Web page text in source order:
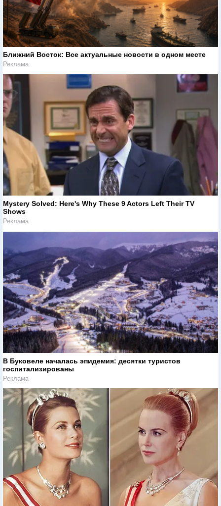
Ближний Восток: Все актуальные новости в одном месте
Реклама
Mystery Solved: Here's Why These 9 Actors Left Their TV
Shows
Реклама
В Буковеле началась эпидемия: десятки туристов
госпитализированы
Реклама